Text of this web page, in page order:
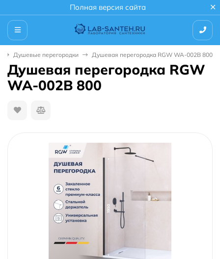
Полная версия сайта
Душевые перегородки Душевая перегородка RGW WA-002B 800
Душевая перегородка RGW
WA-002B 800